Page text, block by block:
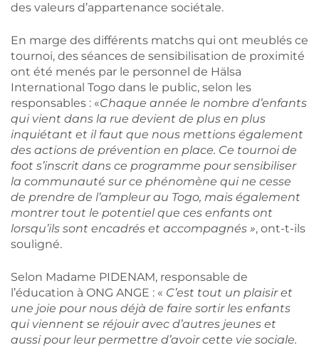
des valeurs d’appartenance sociétale.
En marge des différents matchs qui ont meublés ce
tournoi, des séances de sensibilisation de proximité
ont été menés par le personnel de Hälsa
International Togo dans le public, selon les
responsables : «Chaque année le nombre d’enfants
qui vient dans la rue devient de plus en plus
inquiétant et il faut que nous mettions également
des actions de prévention en place. Ce tournoi de
foot s’inscrit dans ce programme pour sensibiliser
la communauté sur ce phénomène qui ne cesse
de prendre de l’ampleur au Togo, mais également
montrer tout le potentiel que ces enfants ont
lorsqu’ils sont encadrés et accompagnés », ont-t-ils
souligné.
Selon Madame PIDENAM, responsable de
l’éducation à ONG ANGE : « C’est tout un plaisir et
une joie pour nous déjà de faire sortir les enfants
qui viennent se réjouir avec d’autres jeunes et
aussi pour leur permettre d’avoir cette vie sociale.